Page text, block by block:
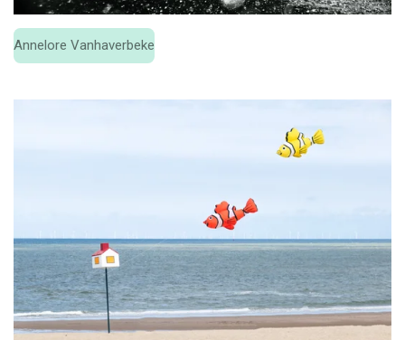
Annelore Vanhaverbeke